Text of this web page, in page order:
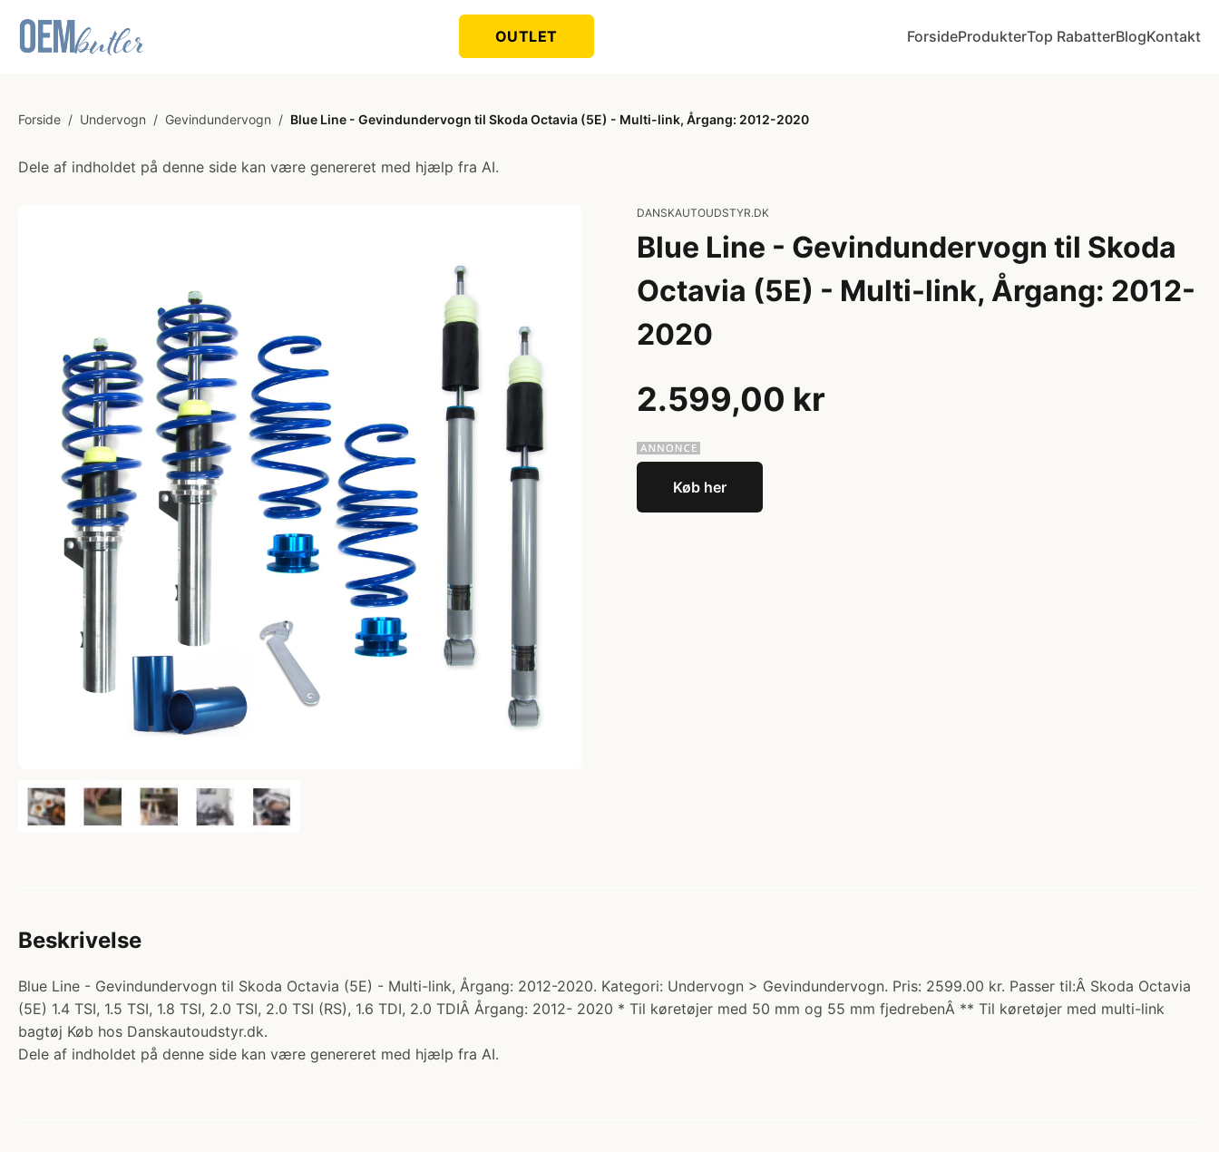
OUTLET ForsideProdukterTop RabatterBlogKontakt
Forside / Undervogn / Gevindundervogn / Blue Line - Gevindundervogn til Skoda Octavia (5E) - Multi-link, Årgang: 2012-2020
Dele af indholdet på denne side kan være genereret med hjælp fra AI.
DANSKAUTOUDSTYR.DK
Blue Line - Gevindundervogn til Skoda
Octavia (5E) - Multi-link, Årgang: 2012-
2020
2.599,00 kr
Køb her
Beskrivelse
Blue Line - Gevindundervogn til Skoda Octavia (5E) - Multi-link, Årgang: 2012-2020. Kategori: Undervogn > Gevindundervogn. Pris: 2599.00 kr. Passer til:Â Skoda Octavia
(5E) 1.4 TSI, 1.5 TSI, 1.8 TSI, 2.0 TSI, 2.0 TSI (RS), 1.6 TDI, 2.0 TDIÂ Årgang: 2012- 2020 * Til køretøjer med 50 mm og 55 mm fjedrebenÂ ** Til køretøjer med multi-link
bagtøj Køb hos Danskautoudstyr.dk.
Dele af indholdet på denne side kan være genereret med hjælp fra AI.